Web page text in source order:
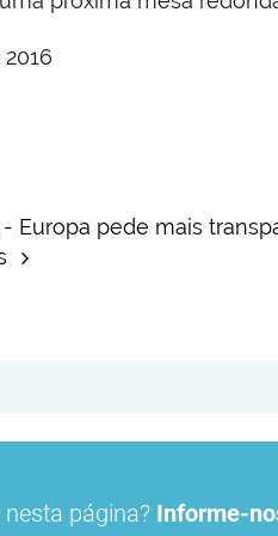
Europa pede mais
página? Informe-